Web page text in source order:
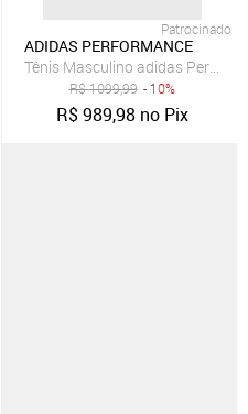
Marrom
Patrocinado
ADIDAS PERFORMANCE
Tênis Masculino adidas
R$1099,99 - 10%
R$989,98no Pix